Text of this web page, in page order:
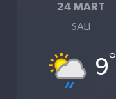
24 MART
SALI
9°